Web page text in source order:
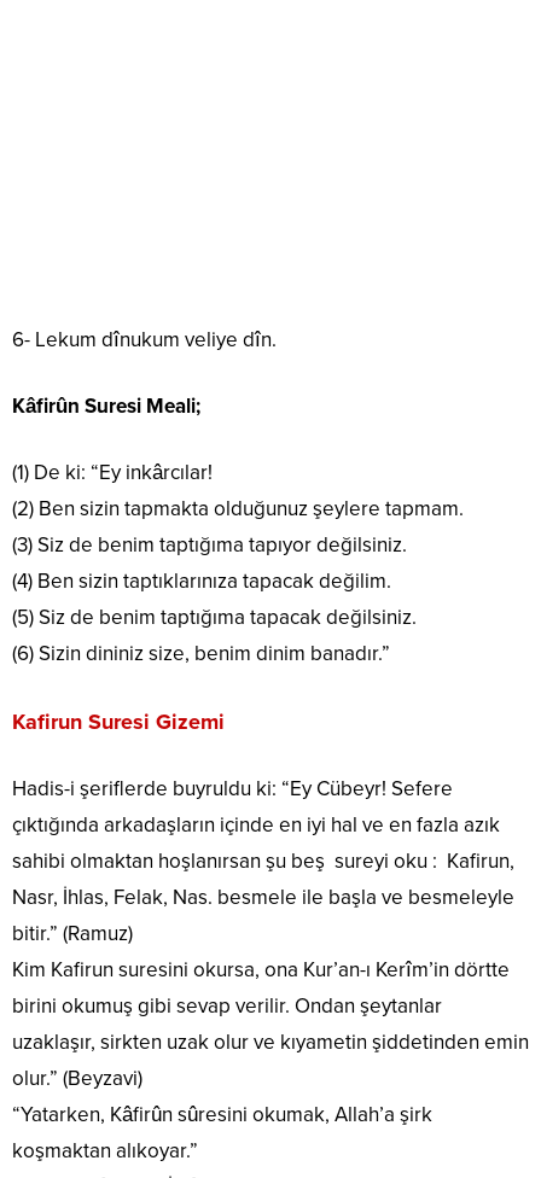
6- Lekum dînukum veliye dîn.
Kâfirûn Suresi Meali;
(1) De ki: “Ey inkârcılar!
(2) Ben sizin tapmakta olduğunuz şeylere tapmam.
(3) Siz de benim taptığıma tapıyor değilsiniz.
(4) Ben sizin taptıklarınıza tapacak değilim.
(5) Siz de benim taptığıma tapacak değilsiniz.
(6) Sizin dininiz size, benim dinim banadır.”
Kafirun Suresi Gizemi
Hadis-i şeriflerde buyruldu ki: “Ey Cübeyr! Sefere
çıktığında arkadaşların içinde en iyi hal ve en fazla azık
sahibi olmaktan hoşlanırsan şu beş sureyi oku : Kafirun,
Nasr, İhlas, Felak, Nas. besmele ile başla ve besmeleyle
bitir.” (Ramuz)
Kim Kafirun suresini okursa, ona Kur’an-ı Kerîm’in dörtte
birini okumuş gibi sevap verilir. Ondan şeytanlar
uzaklaşır, sirkten uzak olur ve kıyametin şiddetinden emin
olur.” (Beyzavi)
“Yatarken, Kâfirûn sûresini okumak, Allah’a şirk
koşmaktan alıkoyar.”